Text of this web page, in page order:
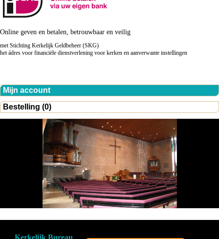
Online geven en betalen, betrouwbaar en veilig
met Stichting Kerkelijk Geldbeheer (SKG)
het ádres voor financiële dienstverlening voor kerken en aanverwante instellingen
Mijn account
Bestelling (0)
Kerkelijk Bureau